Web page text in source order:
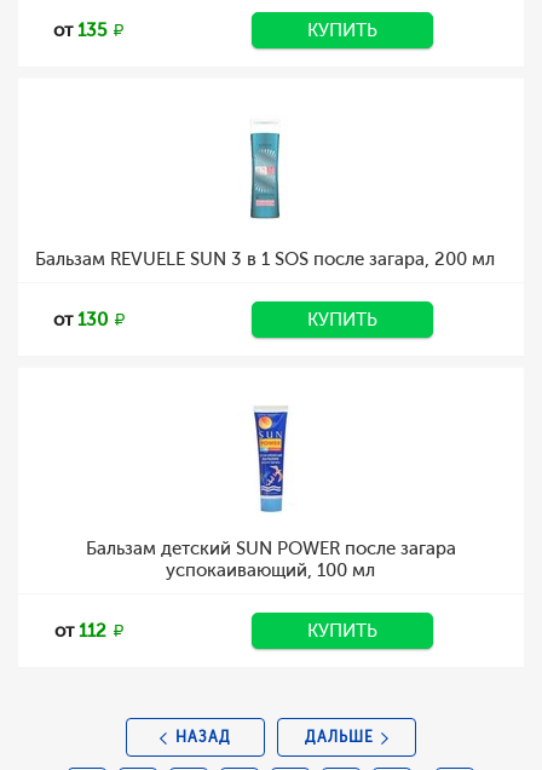
от135 КУПИТЬ
Бальзам REVUELE SUN 3 в 1 SOS после загара, 200 мл
от130 КУПИТЬ
Бальзам детский SUN POWER после загара
успокаивающий, 100 мл
от112 КУПИТЬ
НАЗАД ДАЛЬШЕ